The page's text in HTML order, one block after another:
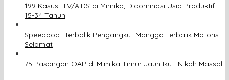
199 Kasus HIV/AIDS di Mimika, Didominasi Usia Produktif
15-34 Tahun
Speedboat Terbalik Pengangkut Mangga Terbalik Motoris
Selamat
75 Pasangan OAP di Mimika Timur Jauh Ikuti Nikah Massal